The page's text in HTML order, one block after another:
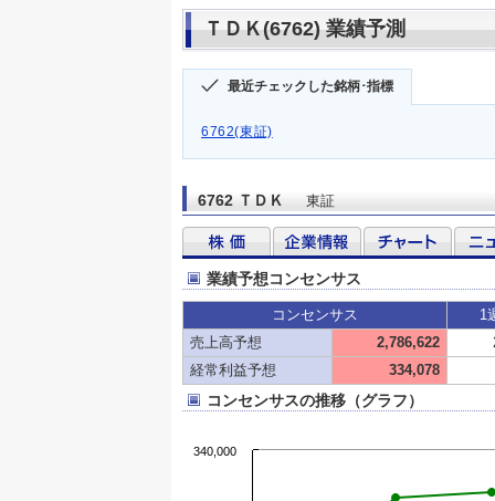
ＴＤＫ(6762) 業績予測
最近チェックした銘柄･指標
6762(東証)
6762 ＴＤＫ 東証